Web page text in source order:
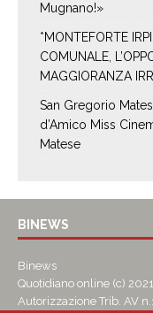
Mugnano!»
*MONTEFORTE
COMUNALE,
MAGGIORANZA
San Gregorio
d’Amico Miss
Matese
BINEWS
Binews
Quotidiano online (c) 2021
Autorizzazione Trib. AV